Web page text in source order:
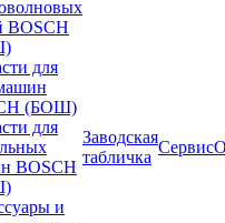
BOSCH
для
(БОШ)
для
BOSCH
и
Заводская
табличка
Сервис